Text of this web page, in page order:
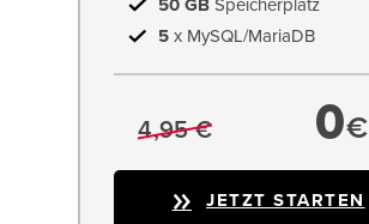
50 GB Speicherplatz
5 x MySQL/MariaDB
4,95 € 0€
JETZT STARTEN